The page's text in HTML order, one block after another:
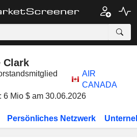
Clark
AIR
CANADA
6 Mio $ am 30.06.2026
Persönliches Netzwerk